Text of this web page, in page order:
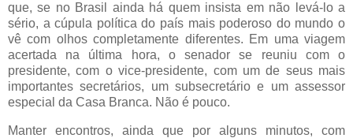
que, se no Brasil ainda há quem insista em não levá-lo a
sério, a cúpula política do país mais poderoso do mundo o
vê com olhos completamente diferentes. Em uma viagem
acertada na última hora, o senador se reuniu com o
presidente, com o vice-presidente, com um de seus mais
importantes secretários, um subsecretário e um assessor
especial da Casa Branca. Não é pouco.
Manter encontros, ainda que por alguns minutos, com